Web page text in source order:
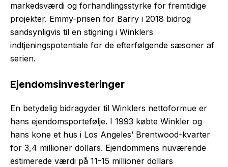
markedsværdi og forhandlingsstyrke for fremtidige
projekter. Emmy-prisen for Barry i 2018 bidrog
sandsynligvis til en stigning i Winklers
indtjeningspotentiale for de efterfølgende sæsoner af
serien.
Ejendomsinvesteringer
En betydelig bidragyder til Winklers nettoformue er
hans ejendomsportefølje. I 1993 købte Winkler og
hans kone et hus i Los Angeles’ Brentwood-kvarter
for 3,4 millioner dollars. Ejendommens nuværende
estimerede værdi på 11-15 millioner dollars